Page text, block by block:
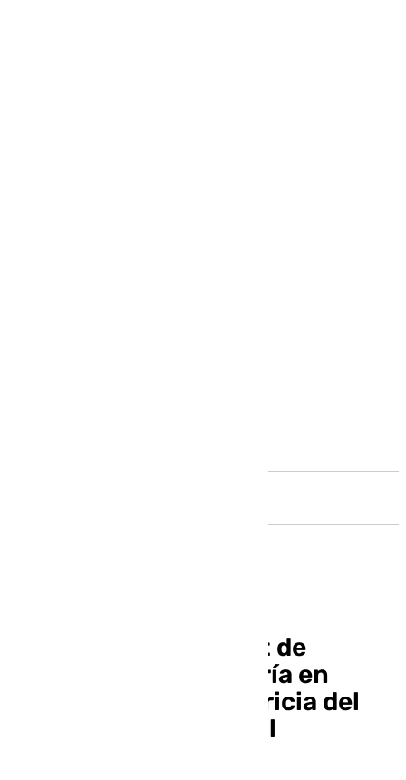
CSIF alerta del déficit de
personal de enfermería en
Ginecología y Obstetricia del
Hospital Costa del Sol